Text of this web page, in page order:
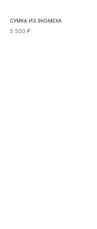
СУМКА ИЗ ЭКОМЕХА
5 500 ₽